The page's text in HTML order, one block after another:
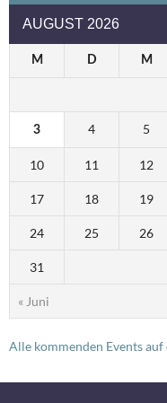
AUGUST 2026
M D M
« Juni
3 4 5
10 11 12
17 18 19
24 25 26
31
Alle kommenden Events